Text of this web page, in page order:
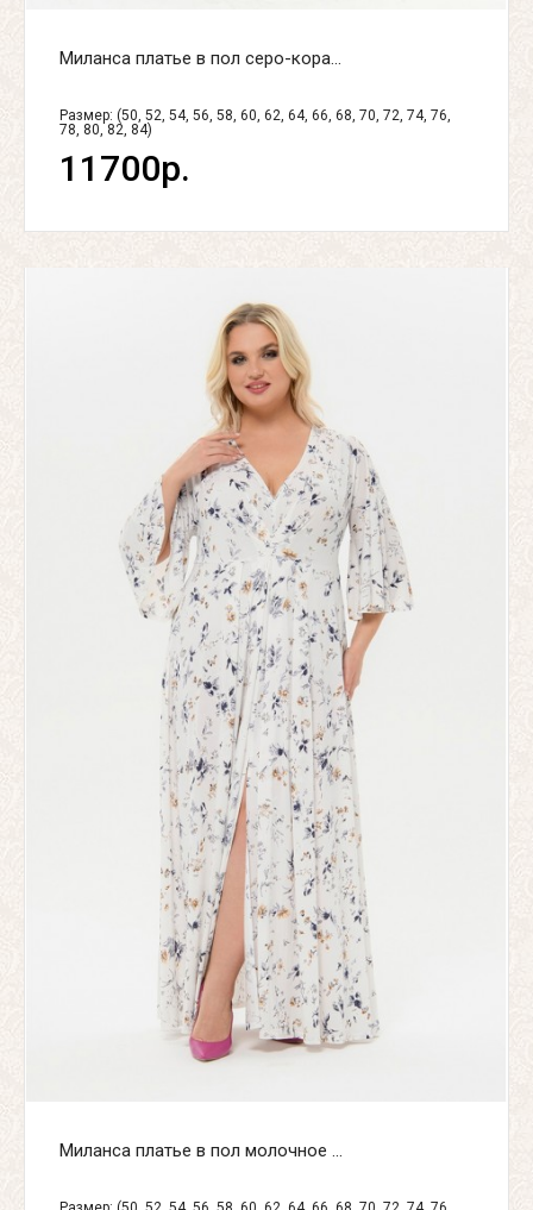
Миланса платье в пол серо-кора...
Размер: (50, 52, 54, 56, 58, 60, 62, 64, 66, 68, 70, 72, 74, 76,
78, 80, 82, 84)
11700р.
Миланса платье в пол молочное ...